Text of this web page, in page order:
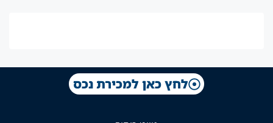
לחץ כאן למכירת נכס